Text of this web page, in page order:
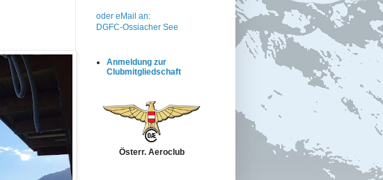
oder eMail an:
DGFC-Ossiacher See
Anmeldung zur
Clubmitgliedschaft
Österr. Aeroclub